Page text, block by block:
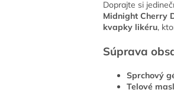
Doprajte si
Midnight Cherry
kvapky likéru,
Súprava
Sprchový
Telové